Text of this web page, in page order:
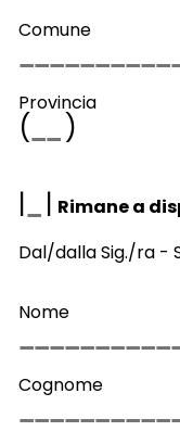
Comune
Provincia
( )
| | Rimane a
Dal/dalla Sig./ra -
Nome
Cognome